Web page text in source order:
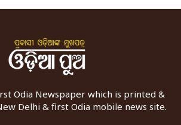
Odia Newspaper which is printed &
Delhi & first Odia mobile news site.